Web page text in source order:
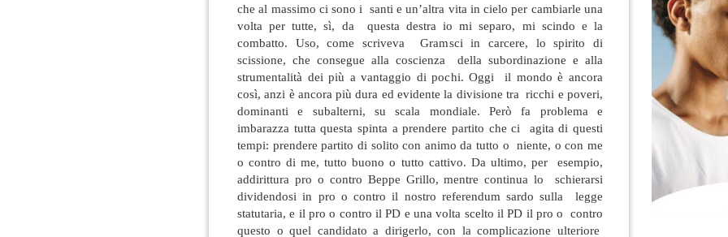
che al massimo ci sono i santi e un’altra vita in cielo per cambiarle una
volta per tutte, sì, da questa destra io mi separo, mi scindo e la
combatto. Uso, come scriveva Gramsci in carcere, lo spirito di
scissione, che consegue alla coscienza della subordinazione e alla
strumentalità dei più a vantaggio di pochi. Oggi il mondo è ancora
così, anzi è ancora più dura ed evidente la divisione tra ricchi e poveri,
dominanti e subalterni, su scala mondiale. Però fa problema e
imbarazza tutta questa spinta a prendere partito che ci agita di questi
tempi: prendere partito di solito con animo da tutto o niente, o con me
o contro di me, tutto buono o tutto cattivo. Da ultimo, per esempio,
addirittura pro o contro Beppe Grillo, mentre continua lo schierarsi
dividendosi in pro o contro il nostro referendum sardo sulla legge
statutaria, e il pro o contro il PD e una volta scelto il PD il pro o contro
questo o quel candidato a dirigerlo, con la complicazione ulteriore